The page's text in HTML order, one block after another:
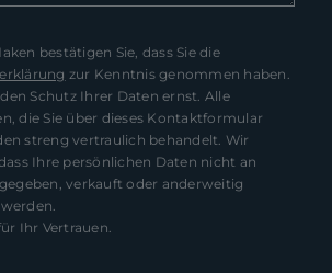
bestätigen Sie, dass Sie die
zur Kenntnis genommen haben.
Schutz Ihrer Daten ernst. Alle
die Sie über dieses Kontaktformular
streng vertraulich behandelt. Wir
Ihre persönlichen Daten nicht an
verkauft oder anderweitig
Ihr Vertrauen.